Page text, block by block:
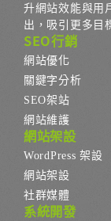
升網站效能與用
出，吸引更多目
SEO行銷
網站優化
關鍵字分析
SEO架站
網站維護
網站架設
WordPress 架設
網站架設
社群媒體
系統開發